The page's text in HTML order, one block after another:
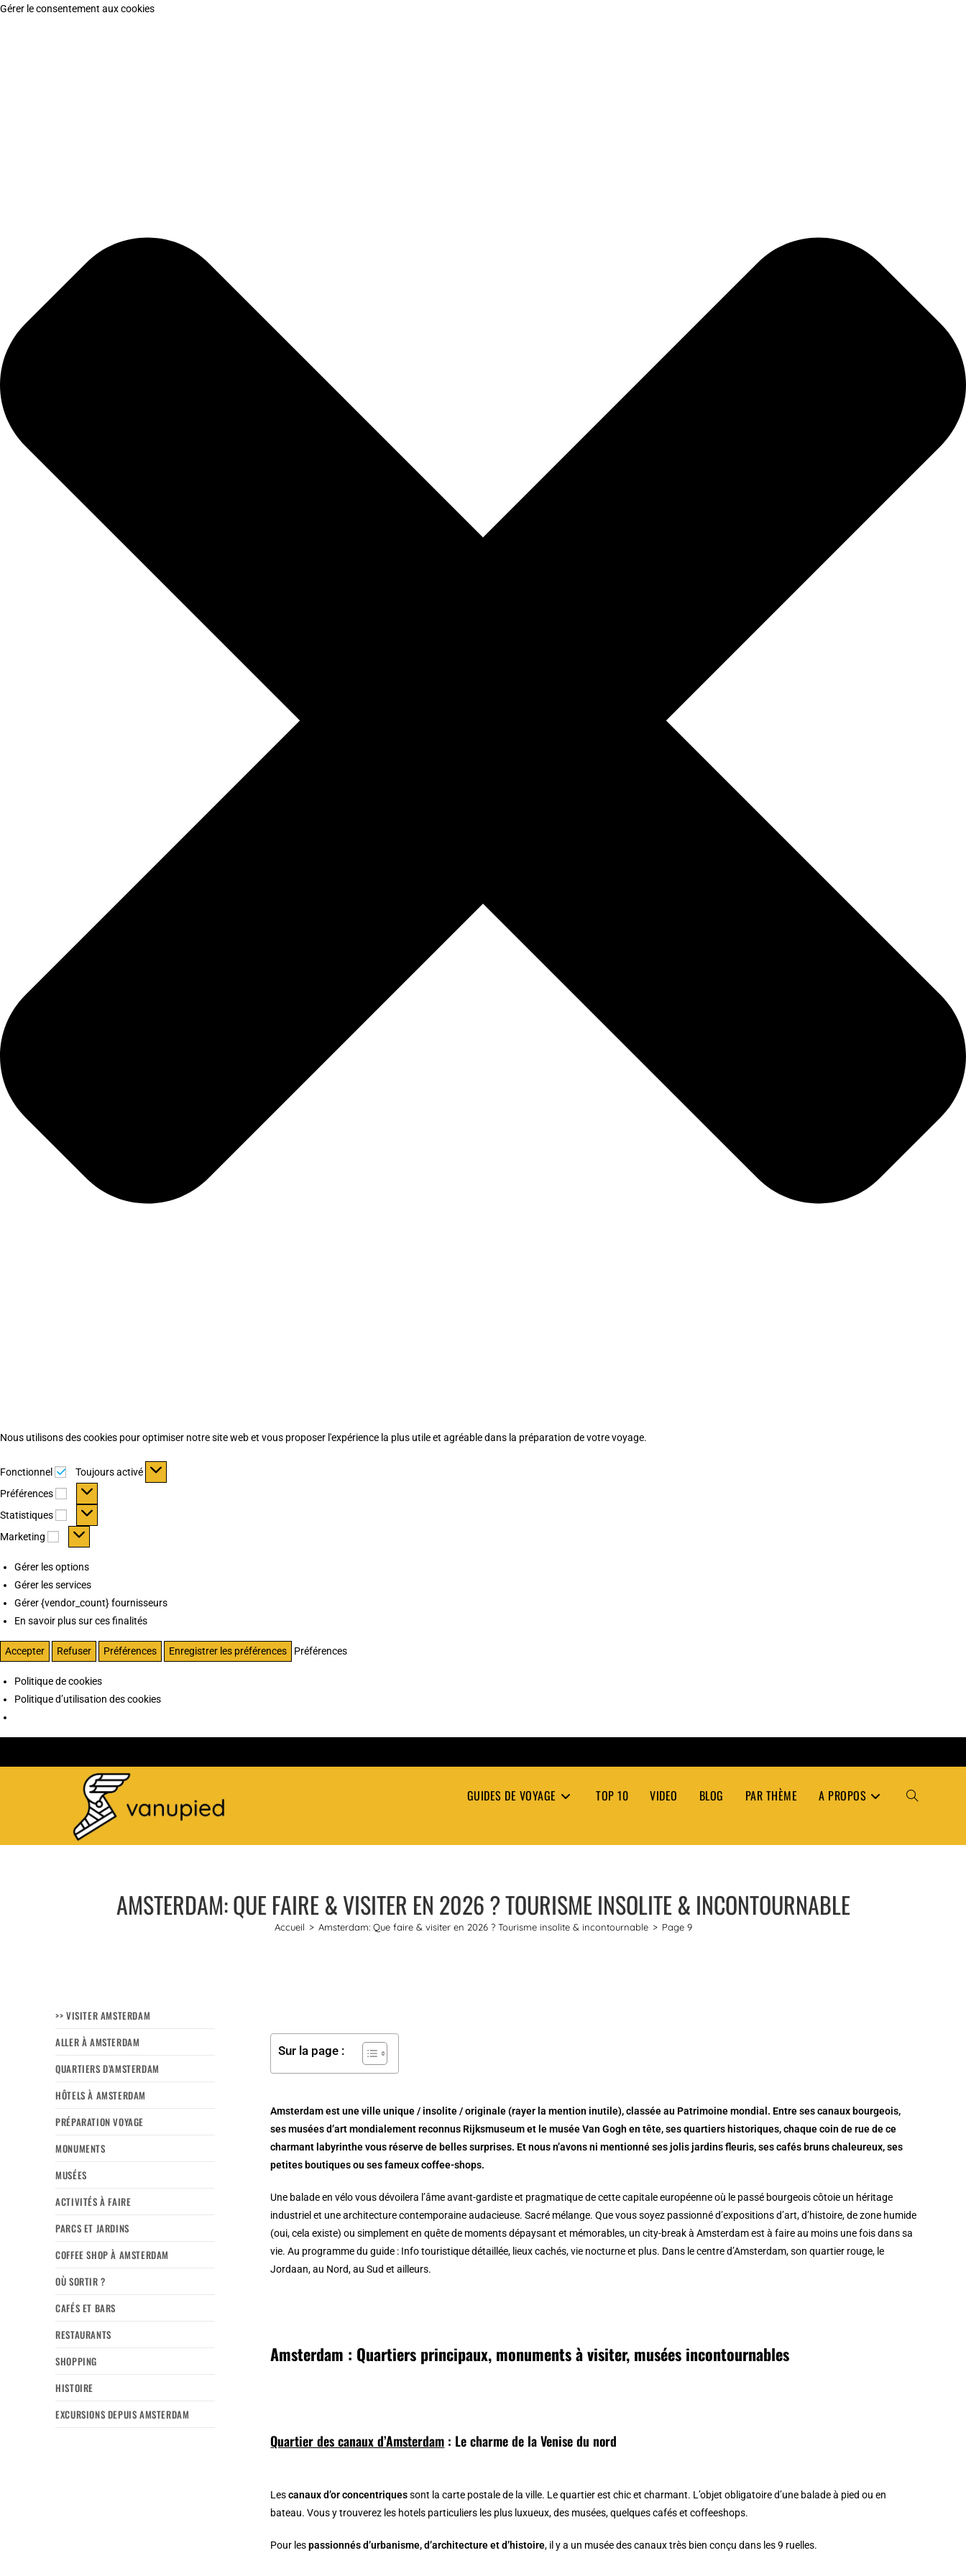
Gérer le consentement aux cookies
Nous utilisons des cookies pour optimiser notre site web et vous proposer l'expérience la plus utile et agréable dans la préparation de votre voyage.
Fonctionnel Fonctionnel
Toujours activé
Préférences
Préférences
Statistiques Statistiques
Marketing Marketing
Gérer les options
Gérer les services
Gérer {vendor_count} fournisseurs
En savoir plus sur ces finalités
Accepter Refuser Préférences Enregistrer les préférences Préférences
Politique de cookies
Politique d’utilisation des cookies
GUIDES DE VOYAGE TOP 10 VIDEO BLOG PAR THÈME A PROPOS TOGGLE
AMSTERDAM: QUE FAIRE & VISITER EN 2026 ? TOURISME INSOLITE & INCONTOURNABLE
Accueil > Amsterdam: Que faire & visiter en 2026 ? Tourisme insolite & incontournable > Page 9
Sur la page :
Amsterdam est une ville unique / insolite / originale (rayer la mention inutile), classée au Patrimoine mondial. Entre ses canaux bourgeois,
ses musées d’art mondialement reconnus Rijksmuseum et le musée Van Gogh en tête, ses quartiers historiques, chaque coin de rue de ce
charmant labyrinthe vous réserve de belles surprises. Et nous n’avons ni mentionné ses jolis jardins fleuris, ses cafés bruns chaleureux, ses
petites boutiques ou ses fameux coffee-shops.
Une balade en vélo vous dévoilera l’âme avant-gardiste et pragmatique de cette capitale européenne où le passé bourgeois côtoie un héritage
industriel et une architecture contemporaine audacieuse. Sacré mélange. Que vous soyez passionné d’expositions d’art, d’histoire, de zone humide
(oui, cela existe) ou simplement en quête de moments dépaysant et mémorables, un city-break à Amsterdam est à faire au moins une fois dans sa
vie. Au programme du guide : Info touristique détaillée, lieux cachés, vie nocturne et plus. Dans le centre d’Amsterdam, son quartier rouge, le
Jordaan, au Nord, au Sud et ailleurs.
Amsterdam : Quartiers principaux, monuments à visiter, musées incontournables
Quartier des canaux d’Amsterdam : Le charme de la Venise du nord
Lescanaux d’or concentriquessont la carte postale de la ville. Le quartier est chic et charmant. L’objet obligatoire d’une balade à pied ou en
bateau. Vous y trouverez les hotels particuliers les plus luxueux, des musées, quelques cafés et coffeeshops.
Pour lespassionnés d’urbanisme, d’architecture et d’histoire, il y a un musée des canaux très bien conçu dans les 9 ruelles.
>> VISITER AMSTERDAM
ALLER À AMSTERDAM
QUARTIERS D’AMSTERDAM
HÔTELS À AMSTERDAM
PRÉPARATION VOYAGE
MONUMENTS
MUSÉES
ACTIVITÉS À FAIRE
PARCS ET JARDINS
COFFEE SHOP À AMSTERDAM
OÙ SORTIR ?
CAFÉS ET BARS
RESTAURANTS
SHOPPING
HISTOIRE
EXCURSIONS DEPUIS AMSTERDAM